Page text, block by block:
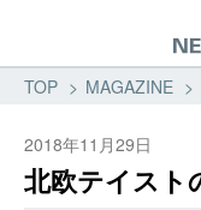
TOP MAGAZINE
2018年11月29日
北欧テイスト